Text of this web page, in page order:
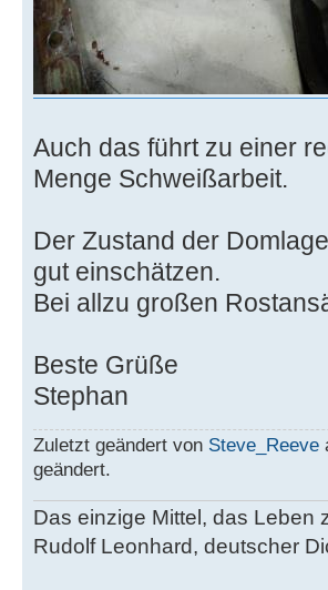
Auch das führt zu einer
Menge Schweißarbeit.
Der Zustand der
gut einschätzen.
Bei allzu großen
Beste Grüße
Stephan
Zuletzt geändert von Steve_Reeve
geändert.
Das einzige Mittel, das Leben
Rudolf Leonhard, deutscher